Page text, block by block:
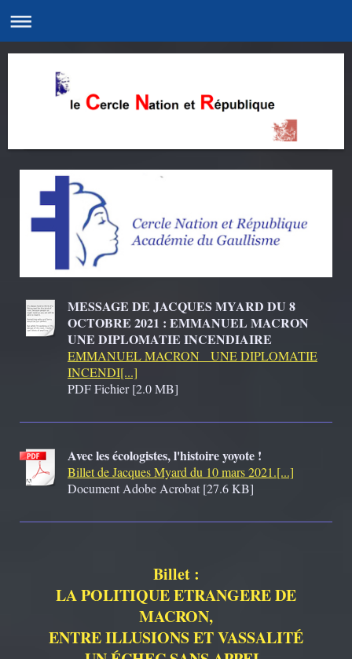
MESSAGE DE JACQUES MYARD DU 8
OCTOBRE 2021 : EMMANUEL MACRON
UNE DIPLOMATIE INCENDIAIRE
EMMANUEL MACRON UNE DIPLOMATIE
INCENDI[...]
PDF Fichier [2.0 MB]
Avec les écologistes, l'histoire yoyote !
Billet de Jacques Myard du 10 mars 2021.[...]
Document Adobe Acrobat [27.6 KB]
Billet :
LA POLITIQUE ETRANGERE DE
MACRON,
ENTRE ILLUSIONS ET VASSALITÉ